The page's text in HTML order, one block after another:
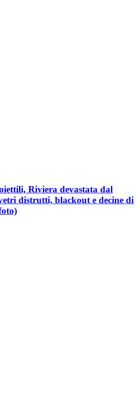
Riviera devastata dal
distrutti, blackout e decine di